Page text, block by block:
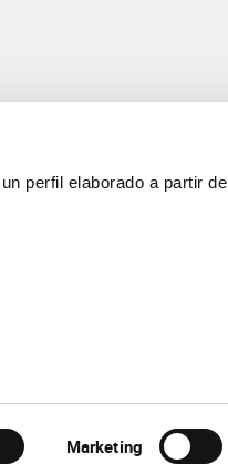
perfil elaborado a partir de
Marketing